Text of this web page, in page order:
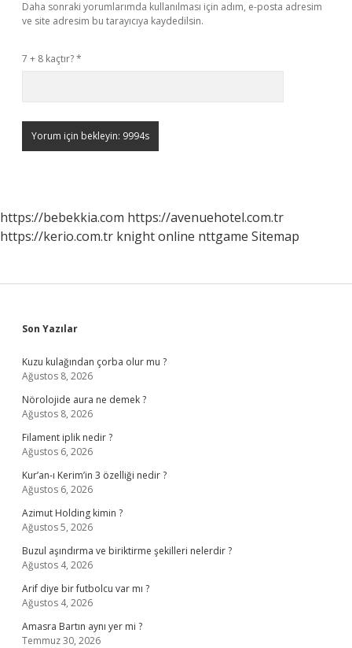
Daha sonraki yorumlarımda kullanılması için adım, e-posta adresim
ve site adresim bu tarayıcıya kaydedilsin.
7 + 8 kaçtır?*
https://bebekkia.com https://avenuehotel.com.tr
https://kerio.com.tr knight online nttgame Sitemap
Sidebar
Son Yazılar
Kuzu kulağından çorba olur mu ?
Ağustos 8, 2026
Nörolojide aura ne demek ?
Ağustos 8, 2026
Filament iplik nedir ?
Ağustos 6, 2026
Kur’an-ı Kerim’in 3 özelliği nedir ?
Ağustos 6, 2026
Azimut Holding kimin ?
Ağustos 5, 2026
Buzul aşındırma ve biriktirme şekilleri nelerdir ?
Ağustos 4, 2026
Arif diye bir futbolcu var mı ?
Ağustos 4, 2026
Amasra Bartın aynı yer mi ?
Temmuz 30, 2026